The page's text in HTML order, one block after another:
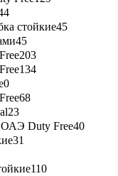
стойкие45
45
203
134
0
68
23
ОАЭ Duty Free40
31
110